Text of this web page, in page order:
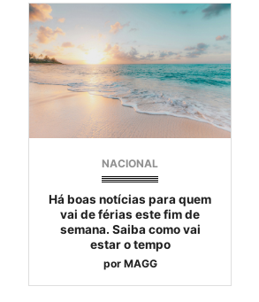
NACIONAL
Há boas notícias para quem
vai de férias este fim de
semana. Saiba como vai
estar o tempo
por MAGG